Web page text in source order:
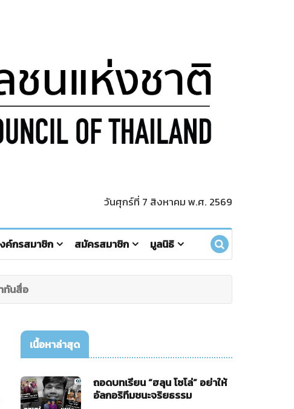
วันศุกร์ที่ 7 สิงหาคม พ.ศ. 2569
ค์กรสมาชิก สมัครสมาชิก มูลนิธิ
ทันสื่อ
เนื้อหาล่าสุด
ถอดบทเรียน “ฮลุน โซโล่” อย่าให้
อัลกอริทึมชนะจริยธรรม